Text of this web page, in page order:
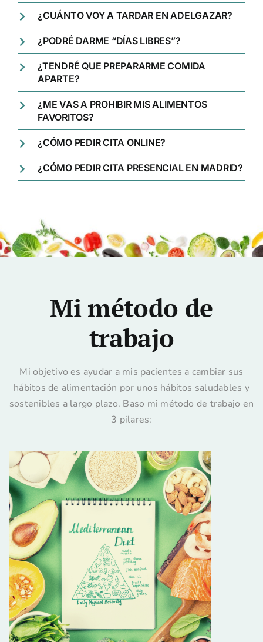
¿CUÁNTO VOY A TARDAR EN ADELGAZAR?
¿PODRÉ DARME “DÍAS LIBRES”?
¿TENDRÉ QUE PREPARARME COMIDA
APARTE?
¿ME VAS A PROHIBIR MIS ALIMENTOS
FAVORITOS?
¿CÓMO PEDIR CITA ONLINE?
¿CÓMO PEDIR CITA PRESENCIAL EN MADRID?
Mi método de
trabajo
Mi objetivo es ayudar a mis pacientes a cambiar sus
hábitos de alimentación por unos hábitos saludables y
sostenibles a largo plazo. Baso mi método de trabajo en
3 pilares: